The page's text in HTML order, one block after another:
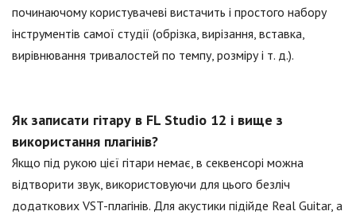
починаючому користувачеві вистачить і простого набору
інструментів самої студії (обрізка, вирізання, вставка,
вирівнювання тривалостей по темпу, розміру і т. д.).
Як записати гітару в FL Studio 12 і вище з
використання плагінів?
Якщо під рукою цієї гітари немає, в секвенсорі можна
відтворити звук, використовуючи для цього безліч
додаткових VST-плагінів. Для акустики підійде Real Guitar, а